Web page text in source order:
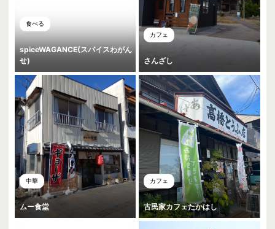
食べる
spiceWAGANCE(スパイスわがん
せ)
カフェ
さんざし
中華
ムー食堂
カフェ
古民家カフェたかはし